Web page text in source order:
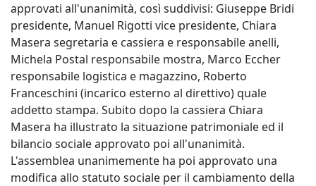
approvati all'unanimità, così suddivisi: Giuseppe Bridi
presidente, Manuel Rigotti vice presidente, Chiara
Masera segretaria e cassiera e responsabile anelli,
Michela Postal responsabile mostra, Marco Eccher
responsabile logistica e magazzino, Roberto
Franceschini (incarico esterno al direttivo) quale
addetto stampa. Subito dopo la cassiera Chiara
Masera ha illustrato la situazione patrimoniale ed il
bilancio sociale approvato poi all'unanimità.
L'assemblea unanimemente ha poi approvato una
modifica allo statuto sociale per il cambiamento della